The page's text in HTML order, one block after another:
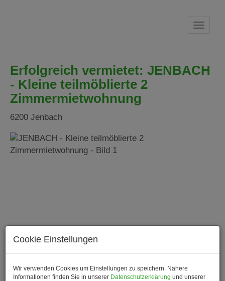
Erfolgreich vermietet: JENBACH
- Kleine teilmöblierte 2
Zimmermietwohnung
6200 Jenbach
Cookie Einstellungen
Wir verwenden Cookies um Einstellungen zu speichern. Nähere
Informationen finden Sie in unserer Datenschutzerklärung und unserer